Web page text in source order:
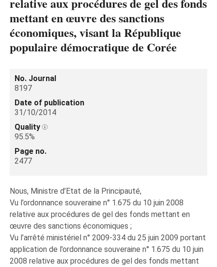
mettant en œuvre des sanctions
économiques, visant la République
populaire démocratique de Corée
No. Journal
8197
Date of publication
31/10/2014
Quality
95.5%
Page no.
2477
Nous, Ministre d’Etat de la Principauté,
Vu l’ordonnance souveraine n° 1.675 du 10 juin 2008
relative aux procédures de gel des fonds mettant en
œuvre des sanctions économiques ;
Vu l’arrêté ministériel n° 2009-334 du 25 juin 2009 portant
application de l’ordonnance souveraine n° 1.675 du 10 juin
2008 relative aux procédures de gel des fonds mettant